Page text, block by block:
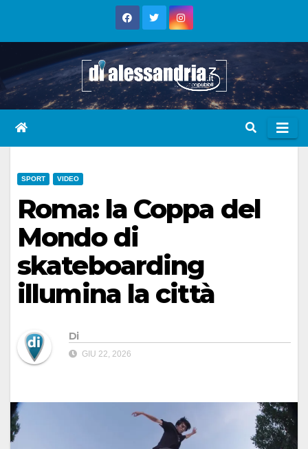
SPORT VIDEO
Roma: la Coppa del
Mondo di
skateboarding
illumina la città
Di
GIU 22, 2026